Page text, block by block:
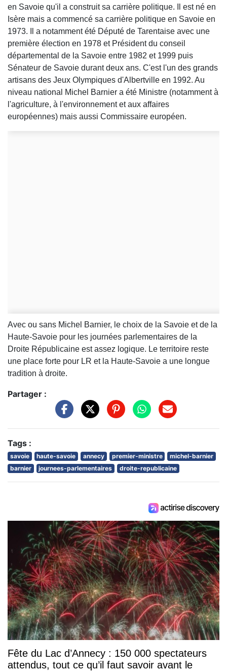
en Savoie qu'il a construit sa carrière politique. Il est né en
Isère mais a commencé sa carrière politique en Savoie en
1973. Il a notamment été Député de Tarentaise avec une
première élection en 1978 et Président du conseil
départemental de la Savoie entre 1982 et 1999 puis
Sénateur de Savoie durant deux ans. C'est l'un des grands
artisans des Jeux Olympiques d'Albertville en 1992. Au
niveau national Michel Barnier a été Ministre (notamment à
l'agriculture, à l'environnement et aux affaires
européennes) mais aussi Commissaire européen.
Avec ou sans Michel Barnier, le choix de la Savoie et de la
Haute-Savoie pour les journées parlementaires de la
Droite Républicaine est assez logique. Le territoire reste
une place forte pour LR et la Haute-Savoie a une longue
tradition à droite.
Partager :
Tags :
savoie haute-savoie annecy premier-ministre
michel-barnier
barnier
journees-parlementaires droite-republicaine
Fête du Lac d’Annecy : 150 000 spectateurs
attendus, tout ce qu’il faut savoir avant le